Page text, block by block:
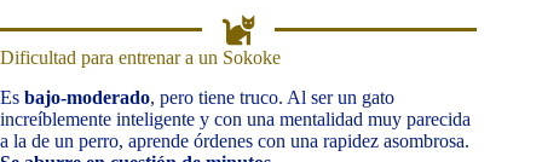
Dificultad para entrenar a un Sokoke
Es bajo-moderado, pero tiene truco. Al ser un gato
increíblemente inteligente y con una mentalidad muy parecida
a la de un perro, aprende órdenes con una rapidez asombrosa.